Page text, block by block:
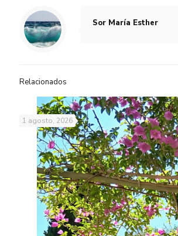
Sor María Esther
Relacionados
1 agosto, 2026